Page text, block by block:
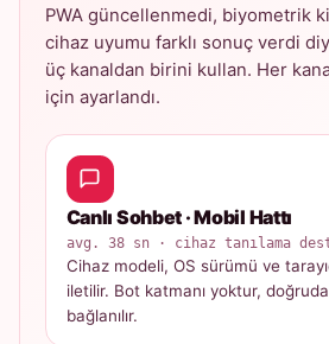
PWA güncellenmedi, biyometrik
cihaz uyumu farklı sonuç verdi
üç kanaldan birini kullan. Her
için ayarlandı.
Canlı Sohbet · Mobil Hattı
avg. 38 sn · cihaz tanılama
Cihaz modeli, OS sürümü ve
iletilir. Bot katmanı yoktur,
bağlanılır.